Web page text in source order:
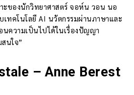
ะของนักวิทยาศาสตร์ จอห์น วอน นอ
เทคโนโลยี AI นวัตกรรมผ่านภาษาและ
นความเป็นไปได้ในเรื่องปัญญา
นใจ”
– Anne Berest